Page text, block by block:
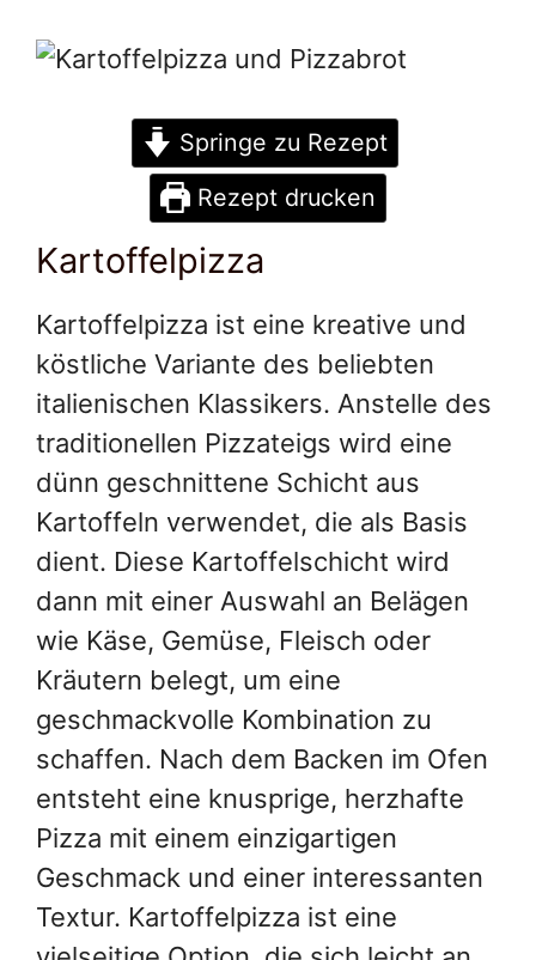
Springe zu Rezept
Rezept drucken
Kartoffelpizza
Kartoffelpizza ist eine kreative und
köstliche Variante des beliebten
italienischen Klassikers. Anstelle des
traditionellen Pizzateigs wird eine
dünn geschnittene Schicht aus
Kartoffeln verwendet, die als Basis
dient. Diese Kartoffelschicht wird
dann mit einer Auswahl an Belägen
wie Käse, Gemüse, Fleisch oder
Kräutern belegt, um eine
geschmackvolle Kombination zu
schaffen. Nach dem Backen im Ofen
entsteht eine knusprige, herzhafte
Pizza mit einem einzigartigen
Geschmack und einer interessanten
Textur. Kartoffelpizza ist eine